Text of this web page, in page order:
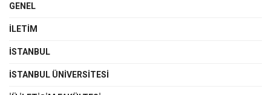
GENEL
İLETIM
İSTANBUL
İSTANBUL ÜNIVERSITESI